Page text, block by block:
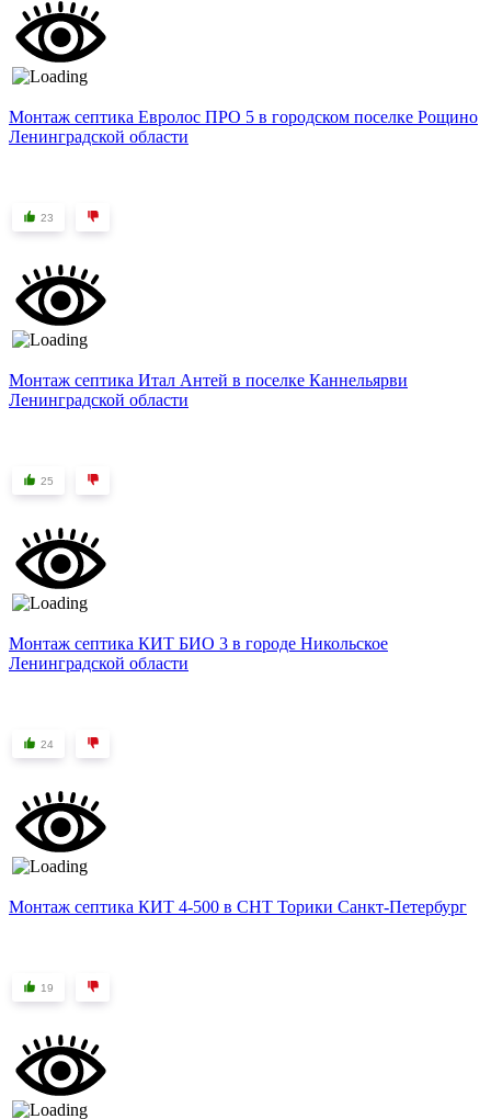
Монтаж септика Евролос ПРО 5 в городском поселке Рощино
Ленинградской области
23
Монтаж септика Итал Антей в поселке Каннельярви
Ленинградской области
25
Монтаж септика КИТ БИО 3 в городе Никольское
Ленинградской области
24
Монтаж септика КИТ 4-500 в СНТ Торики Санкт-Петербург
19